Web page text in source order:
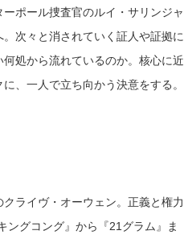
ポール捜査官のルイ・サリンジャ
次々と消されていく証人や証拠に
処から流れているのか。核心に近
、一人で立ち向かう決意をする。
ライヴ・オーウェン。正義と権力
ングコング』から『21グラム』ま